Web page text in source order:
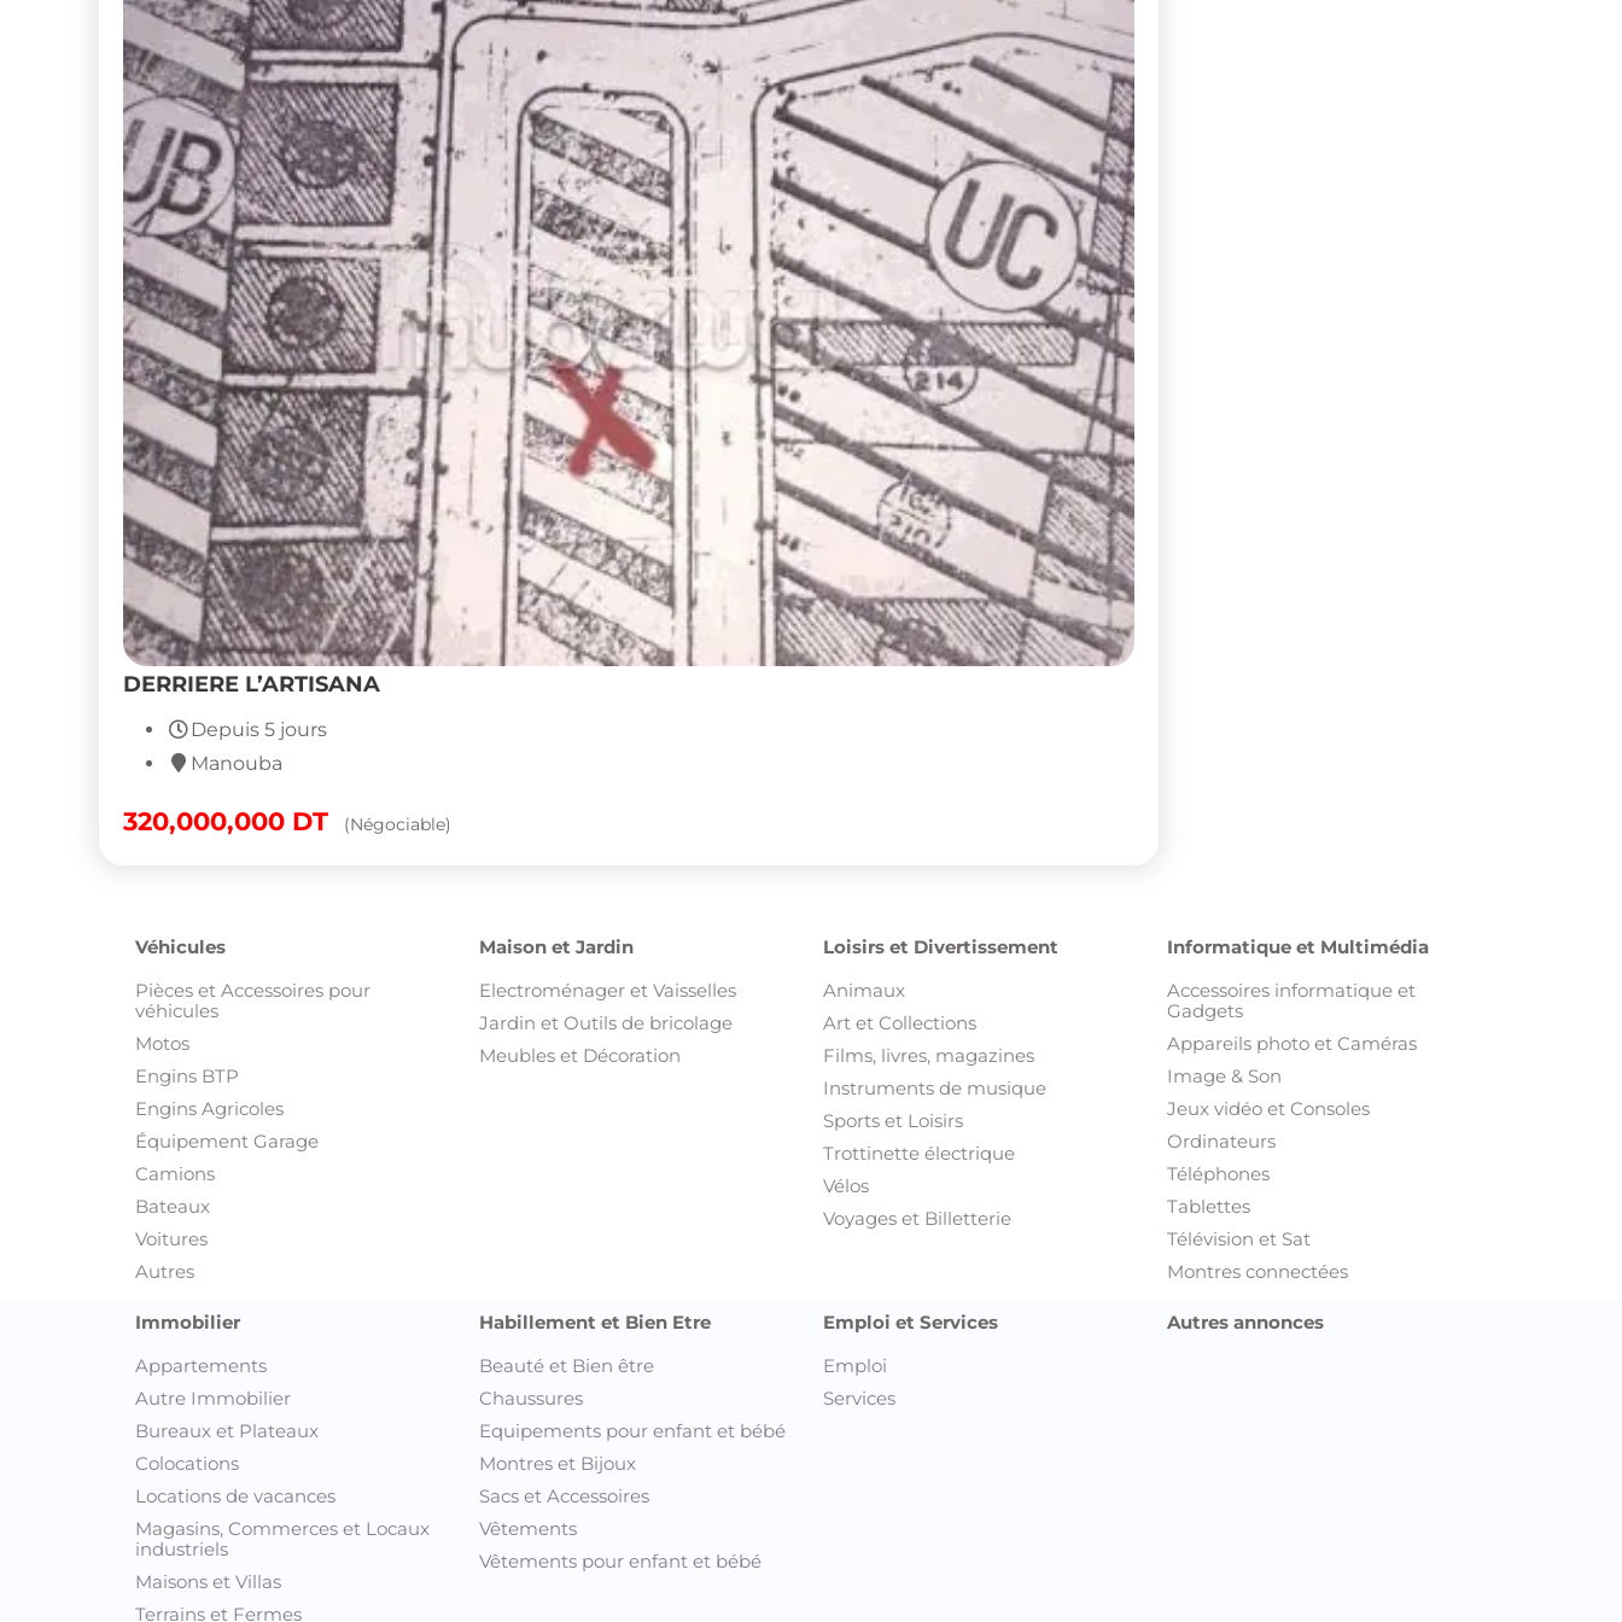
DERRIERE L’ARTISANA
Depuis 5 jours
Manouba
320,000,000 DT (Négociable)
Véhicules
Pièces et Accessoires pour
véhicules
Motos
Engins BTP
Engins Agricoles
Équipement Garage
Camions
Bateaux
Voitures
Autres
Maison et Jardin
Electroménager et Vaisselles
Jardin et Outils de bricolage
Meubles et Décoration
Loisirs et Divertissement
Animaux
Art et Collections
Films, livres, magazines
Instruments de musique
Sports et Loisirs
Trottinette électrique
Vélos
Voyages et Billetterie
Informatique et Multimédia
Accessoires informatique et
Gadgets
Appareils photo et Caméras
Image & Son
Jeux vidéo et Consoles
Ordinateurs
Téléphones
Tablettes
Télévision et Sat
Montres connectées
Immobilier
Appartements
Autre Immobilier
Bureaux et Plateaux
Colocations
Locations de vacances
Magasins, Commerces et Locaux
industriels
Maisons et Villas
Terrains et Fermes
Habillement et Bien Etre
Beauté et Bien être
Chaussures
Equipements pour enfant et bébé
Montres et Bijoux
Sacs et Accessoires
Vêtements
Vêtements pour enfant et bébé
Emploi et Services
Emploi
Services
Autres annonces